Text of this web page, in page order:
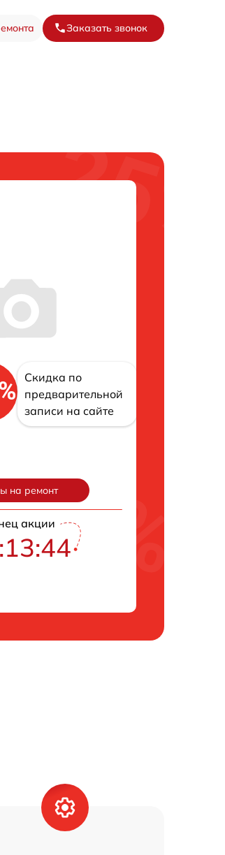
Заказать звонок
Скидка по
предварительной
записи на сайте
на ремонт
акции